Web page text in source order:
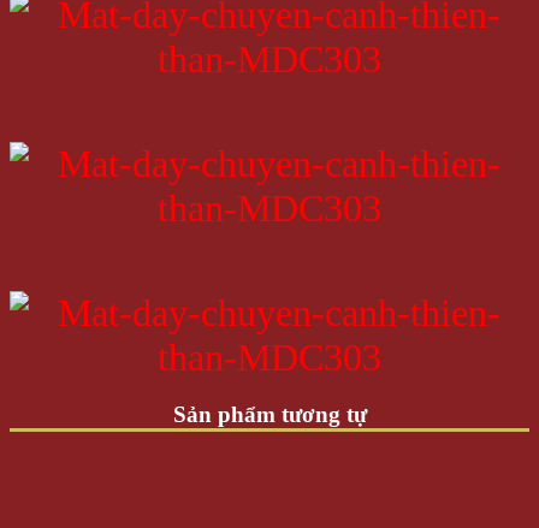
Sản phẩm tương tự